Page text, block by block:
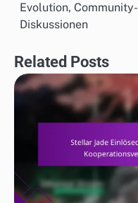
Evolution, Community-
Diskussionen
Related Posts